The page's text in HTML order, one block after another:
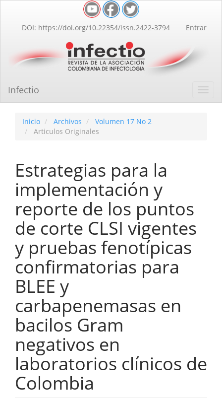
Contenido
principal
lateral
DOI: https://doi.org/10.22354/issn.2422-3794 Entrar
Infectio
Inicio Archivos
Volumen 17 No 2
Articulos Originales
Estrategias para la
implementación y
reporte de los puntos
de corte CLSI vigentes
y pruebas fenotípicas
confirmatorias para
BLEE y
carbapenemasas en
bacilos Gram
negativos en
laboratorios clínicos de
Colombia